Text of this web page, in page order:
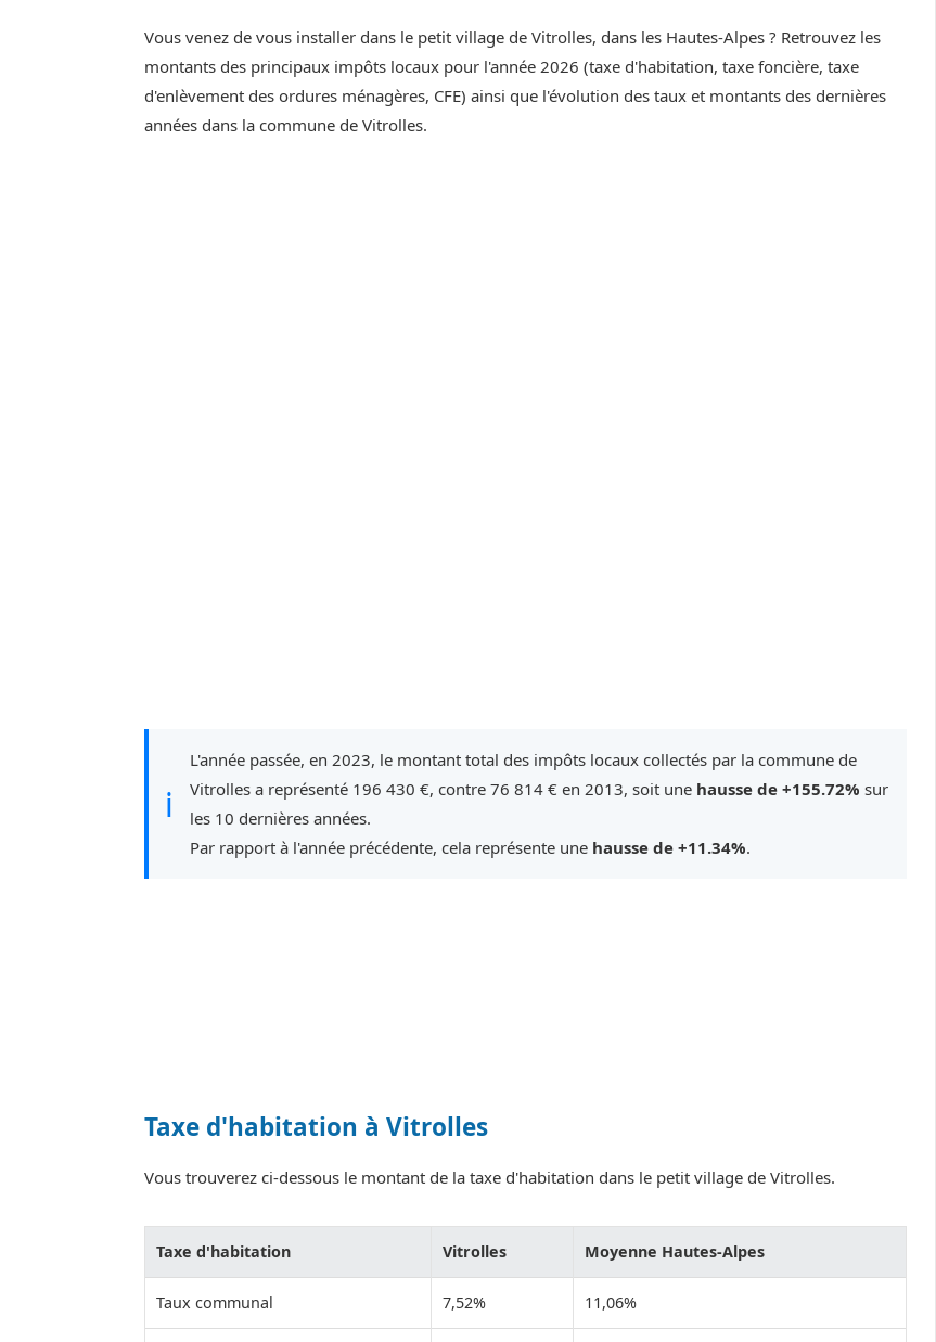
Vous venez de vous installer dans le petit village de Vitrolles, dans les Hautes-Alpes ? Retrouvez les
montants des principaux impôts locaux pour l'année 2026 (taxe d'habitation, taxe foncière, taxe
d'enlèvement des ordures ménagères, CFE) ainsi que l'évolution des taux et montants des dernières
années dans la commune de Vitrolles.
ℹ
L'année passée, en 2023, le montant total des impôts locaux collectés par la commune de
Vitrolles a représenté 196 430 €, contre 76 814 € en 2013, soit une hausse de +155.72% sur
les 10 dernières années.
Par rapport à l'année précédente, cela représente une hausse de +11.34%.
Taxe d'habitation à Vitrolles
Vous trouverez ci-dessous le montant de la taxe d'habitation dans le petit village de Vitrolles.
Taxe d'habitation Vitrolles Moyenne Hautes-Alpes
Taux communal 7,52% 11,06%